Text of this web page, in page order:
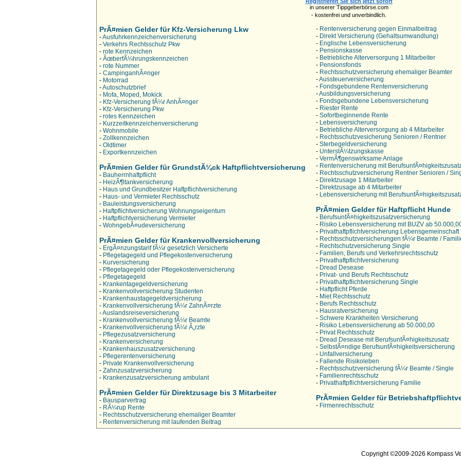
in unserer Tippgeberbörse.com
- kostenfrei und unverbindlich.
PrÃ¤mien Gelder für Kfz-Versicherung Lkw
-Ausfuhrkennzeichenversicherung
- Verkehrs Rechtsschutz Pkw
- rote Kennzeichen
- ÃœberfÃ¼hrungskennzeichen
- rote Nummer
- CampinganhÃ¤nger
- Motorrad
-Autoschutzbrief
- Mofa, Moped, Mokick
- Kfz-Versicherung fÃ¼r AnhÃ¤nger
- Kfz-Versicherung Pkw
- rotes Kennzeichen
- Kurzzeitkennzeichenversicherung
- Wohnmobile
- Zollkennzeichen
- Oldtimer
- Exportkennzeichen
PrÃ¤mien Gelder für GrundstÃ¼ck Haftpflichtversicherung
- Bauherrnhaftpflicht
- HeizÃ¶ltankversicherung
- Haus und Grundbesitzer Haftpflichtversicherung
- Haus- und Vermieter Rechtsschutz
- Bauleistungsversicherung
- Haftpflichtversicherung Wohnungseigentum
- Haftpflichtversicherung Vermieter
- WohngebÃ¤udeversicherung
PrÃ¤mien Gelder für Krankenvollversicherung
- ErgÃ¤nzungstarif fÃ¼r gesetzlich Versicherte
- Pflegetagegeld und Pflegekostenversicherung
- Kurversicherung
- Pflegetagegeld oder Pflegekostenversicherung
- Pflegetagegeld
- Krankentagegeldversicherung
- Krankenvollversicherung Studenten
- Krankenhaustagegeldversicherung
- Krankenvollversicherung fÃ¼r ZahnÃ¤rzte
-Auslandsreiseversicherung
- Krankenvollversicherung fÃ¼r Beamte
- Krankenvollversicherung fÃ¼r Ã„rzte
- Pflegezusatzversicherung
- Krankenversicherung
- Krankenhauszusatzversicherung
- Pflegerentenversicherung
- Private Krankenvollversicherung
- Zahnzusatzversicherung
- Krankenzusatzversicherung ambulant
PrÃ¤mien Gelder für Direktzusage bis 3 Mitarbeiter
- Bausparvertrag
- RÃ¼rup Rente
- Rechtsschutzversicherung ehemaliger Beamter
- Rentenversicherung mit laufenden Beitrag
- Rentenversicherung gegen Einmalbeitrag
- Direkt Versicherung (Gehaltsumwandlung)
- Englische Lebensversicherung
- Pensionskasse
- Betriebliche Alterversorgung 1 Mitarbeiter
- Pensionsfonds
- Rechtsschutzversicherung ehemaliger Beamter
-Aussteuerversicherung
- Fondsgebundene Rentenversicherung
-Ausbildungsversicherung
- Fondsgebundene Lebensversicherung
- Riester Rente
- Sofortbeginnende Rente
- Lebensversicherung
- Betriebliche Alterversorgung ab 4 Mitarbeiter
- Rechtsschutzvesicherung Senioren / Rentner
- Sterbegeldversicherung
- UnterstÃ¼tzungskasse
- VermÃ¶genswirksame Anlage
- Rentenversicherung mit
- Rechtsschutzversicherung Rentner Senioren /
- Direktzusage 1 Mitarbeiter
- Direktzusage ab 4 Mitarbeiter
- Lebensversicherung mit
PrÃ¤mien Gelder für Haftpflicht Hunde
- BerufsunfÃ¤higkeitszusatzversicherung
- Risiko Lebensversicherung mit BUZV ab
- Privathaftpflichtversicherung Lebensgemeinschaft
- Rechtsschutzversicherungen fÃ¼r Beamte /
- Rechtschutzversicherung Single
- Familien, Berufs und Verkehrsrechtsschutz
- Privathaftpflichtversicherung
- Dread Desease
- Privat- und Berufs Rechtsschutz
- Privathaftpflichtversicherung Single
- Haftpflicht Pferde
- Miet Rechtsschutz
- Berufs Rechtsschutz
- Hausratversicherung
- Schwere Krankheiten Versicherung
- Risiko Lebensversicherung ab 50.000,00
- Privat Rechtsschutz
- Dread Desease mit BerufsunfÃ¤higkeitszusatz
- SelbstÃ¤ndige BerufsunfÃ¤higkeitsversicherung
- Unfallversicherung
- Fallende Risikoleben
- Rechtsschutzversicherung fÃ¼r Beamte / Single
- Familienrechtsschutz
- Privathaftpflichtversicherung Familie
PrÃ¤mien Gelder für
- Firmenrechtsschutz
Copyright ©2009-2026 Kompass